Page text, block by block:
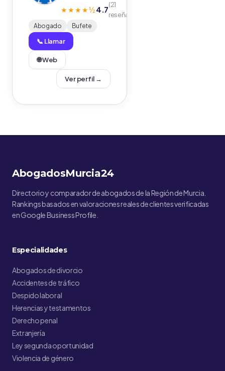
★★★★½4.7(21
reseñas)
Abogado Bufete
📞 Llamar
🌐 Web
Ver perfil →
AbogadosMurcia24
Directorio y comparador de abogados de la Región de Murcia.
Rankings basados en valoraciones reales de clientes verificadas
en Google Business Profile.
Especialidades
Abogados de divorcio
Accidentes de tráfico
Despido laboral
Herencias y testamentos
Derecho penal
Extranjería
Ley segunda oportunidad
Violencia de género